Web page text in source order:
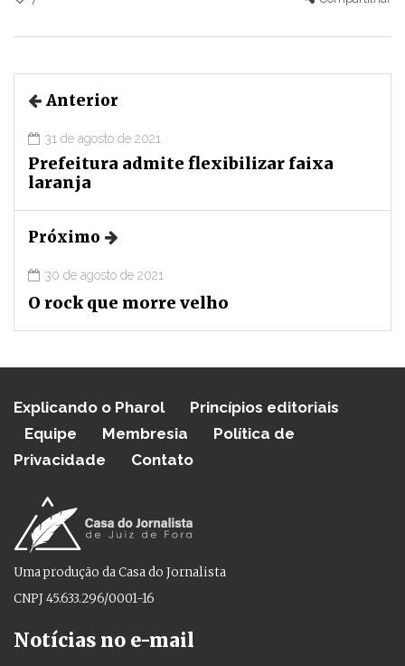
Anterior
31 de agosto de 2021
Prefeitura admite flexibilizar faixa
laranja
Próximo
30 de agosto de 2021
O rock que morre velho
Explicando o Pharol
Princípios editoriais
Equipe
Membresia
Política de
Privacidade
Contato
Uma produção da Casa do Jornalista
CNPJ 45.633.296/0001-16
Notícias no e-mail